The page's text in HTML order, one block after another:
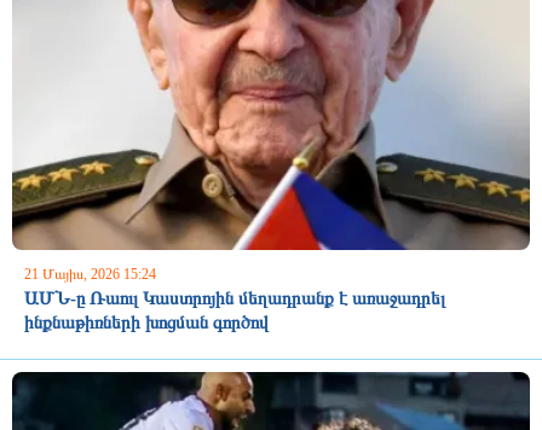
21 Մայիս, 2026 15:24
ԱՄՆ-ը Ռաուլ Կաստրոյին մեղադրանք է առաջադրել
ինքնաթիռների խոցման գործով